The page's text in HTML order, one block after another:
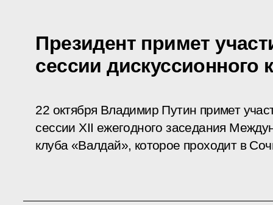
Президент примет
сессии дискуссионного
22 октября Владимир Путин примет
сессии XII ежегодного заседания
клуба «Валдай», которое проходит в